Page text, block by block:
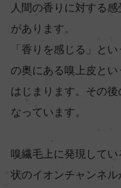
人間の香りに対する
があります。
「香りを感じる」と
の奥にある嗅上皮と
はじまります。その
なっています。
嗅繊毛上に発現して
状のイオンチャンネ